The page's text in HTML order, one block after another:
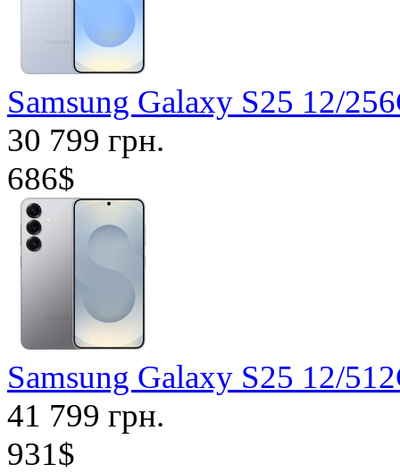
Samsung Galaxy S25 12/
30 799 грн.
686$
Samsung Galaxy S25 12/
41 799 грн.
931$